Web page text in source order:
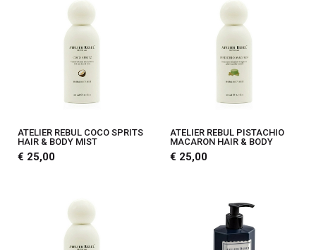
ATELIER REBUL COCO SPRITS
HAIR & BODY MIST
€ 25,00
ATELIER REBUL PISTACHIO
MACARON HAIR & BODY
€ 25,00